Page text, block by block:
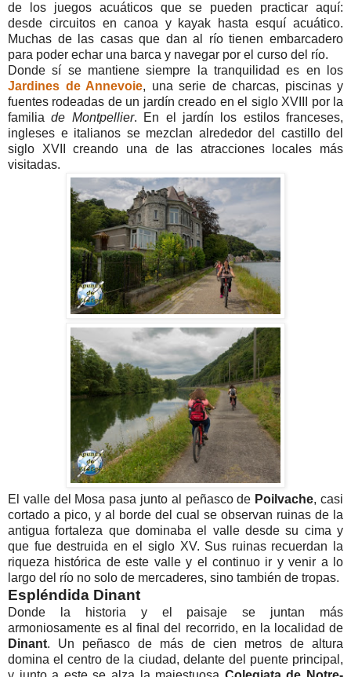
de los juegos acuáticos que se pueden practicar aquí:
desde circuitos en canoa y kayak hasta esquí acuático.
Muchas de las casas que dan al río tienen embarcadero
para poder echar una barca y navegar por el curso del río.
Donde sí se mantiene siempre la tranquilidad es en los
Jardines de Annevoie, una serie de charcas, piscinas y
fuentes rodeadas de un jardín creado en el siglo XVIII por la
familiade Montpellier. En el jardín los estilos franceses,
ingleses e italianos se mezclan alrededor del castillo del
siglo XVII creando una de las atracciones locales más
visitadas.
El valle del Mosa pasa junto al peñasco de Poilvache, casi
cortado a pico, y al borde del cual se observan ruinas de la
antigua fortaleza que dominaba el valle desde su cima y
que fue destruida en el siglo XV. Sus ruinas recuerdan la
riqueza histórica de este valle y el continuo ir y venir a lo
largo del río no solo de mercaderes, sino también de tropas.
Espléndida Dinant
Donde la historia y el paisaje se juntan más
armoniosamente es al final del recorrido, en la localidad de
Dinant. Un peñasco de más de cien metros de altura
domina el centro de la ciudad, delante del puente principal,